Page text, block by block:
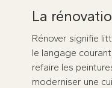
La
Rénover signifie
le langage
refaire les
moderniser une